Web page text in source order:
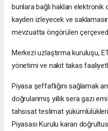
bunlara bağlı hakları
kayden izleyecek ve
mevzuatta öngörülen
Merkezi uzlaştırma kuruluşu,
yönetimi ve nakit takas
Piyasa şeffaflığını sağlamak
doğrulanmış yıllık sera gazı
tahsisat teslimat
Piyasası Kurulu kararı